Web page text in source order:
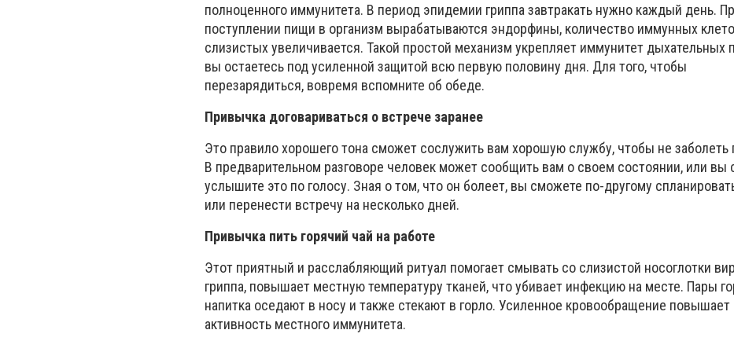
полноценного иммунитета. В период эпидемии гриппа завтракать нужно каждый день.
поступлении пищи в организм вырабатываются эндорфины, количество иммунных
слизистых увеличивается. Такой простой механизм укрепляет иммунитет дыхательных
вы остаетесь под усиленной защитой всю первую половину дня. Для того, чтобы
перезарядиться, вовремя вспомните об обеде.
Привычка договариваться о встрече заранее
Это правило хорошего тона сможет сослужить вам хорошую службу, чтобы не заболеть
В предварительном разговоре человек может сообщить вам о своем состоянии, или вы
услышите это по голосу. Зная о том, что он болеет, вы сможете по-другому
или перенести встречу на несколько дней.
Привычка пить горячий чай на работе
Этот приятный и расслабляющий ритуал помогает смывать со слизистой носоглотки
гриппа, повышает местную температуру тканей, что убивает инфекцию на месте. Пары
напитка оседают в носу и также стекают в горло. Усиленное кровообращение повышает
активность местного иммунитета.